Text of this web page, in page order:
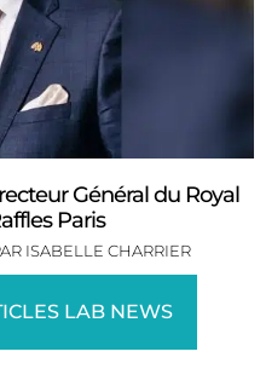
Général du Royal
Paris
ISABELLE CHARRIER
LAB NEWS